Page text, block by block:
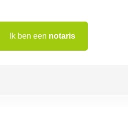
Ik ben een notaris